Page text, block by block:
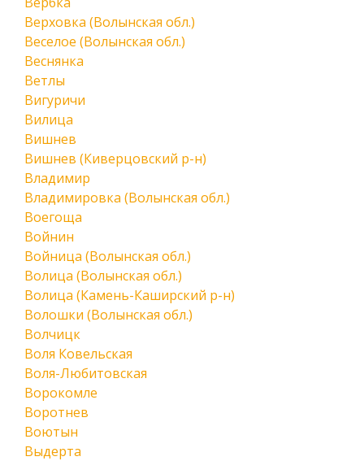
Верховка (Волынская обл.)
Веселое (Волынская обл.)
Веснянка
Ветлы
Вигуричи
Вилица
Вишнев
Вишнев (Киверцовский р-н)
Владимир
Владимировка (Волынская обл.)
Воегоща
Войнин
Войница (Волынская обл.)
Волица (Волынская обл.)
Волица (Камень-Каширский р-н)
Волошки (Волынская обл.)
Волчицк
Воля Ковельская
Воля-Любитовская
Ворокомле
Воротнев
Воютын
Выдерта